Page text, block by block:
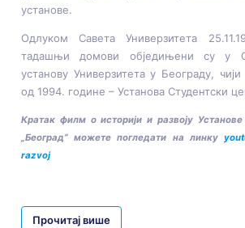
установе.
Одлуком Савета Универзитета
тадашњи домови обједињени су у
установу Универзитета у Београду, чији
од 1994. године – Установа Студентски
Кратак филм о историји и развоју
„Београд” можете погледати на линку
razvoj
Прочитај више